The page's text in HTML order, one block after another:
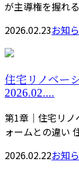
が主導権を握れ
2026.02.23お知
住宅リノベー
2026.02....
第1章｜住宅リ
ォームとの違い
2026.02.22お知